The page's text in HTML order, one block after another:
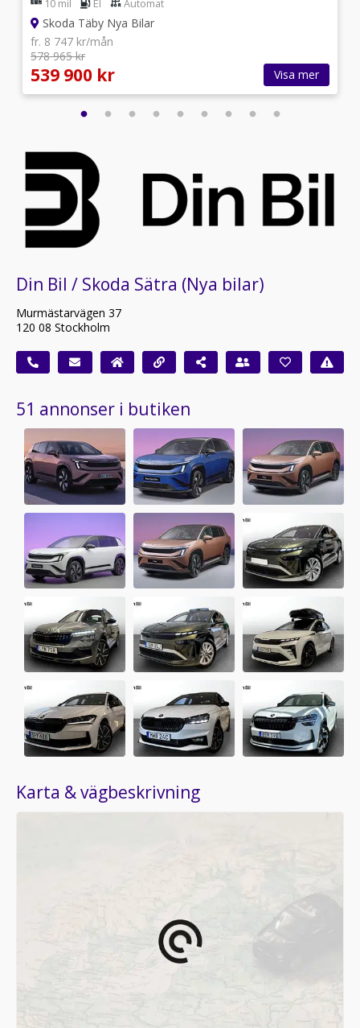
10 mil El Automat
Skoda Täby Nya Bilar
fr. 8 747 kr/mån
578 965 kr
539 900 kr Visa mer
Din Bil / Skoda Sätra (Nya bilar)
Murmästarvägen 37
120 08 Stockholm
51 annonser i butiken
Karta & vägbeskrivning